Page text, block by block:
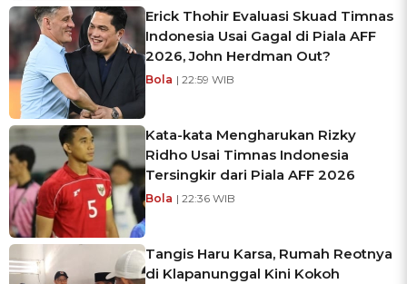
Erick Thohir Evaluasi Skuad Timnas
Indonesia Usai Gagal di Piala AFF
2026, John Herdman Out?
Bola | 22:59 WIB
Kata-kata Mengharukan Rizky
Ridho Usai Timnas Indonesia
Tersingkir dari Piala AFF 2026
Bola | 22:36 WIB
Tangis Haru Karsa, Rumah Reotnya
di Klapanunggal Kini Kokoh